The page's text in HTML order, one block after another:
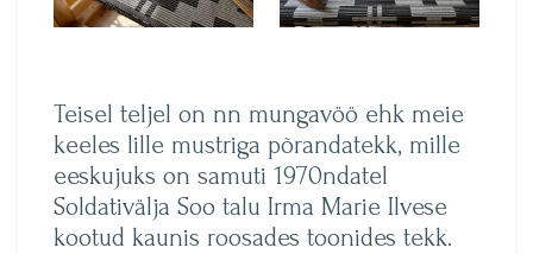
Teisel teljel on nn mungavöö ehk meie
keeles lille mustriga põrandatekk, mille
eeskujuks on samuti 1970ndatel
Soldativälja Soo talu Irma Marie Ilvese
kootud kaunis roosades toonides tekk.